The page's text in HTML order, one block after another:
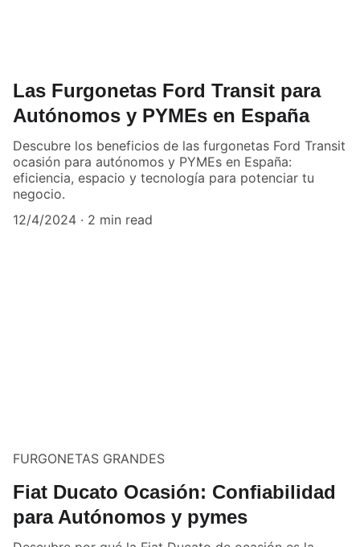
Las Furgonetas Ford Transit para
Autónomos y PYMEs en España
Descubre los beneficios de las furgonetas Ford Transit
ocasión para autónomos y PYMEs en España:
eficiencia, espacio y tecnología para potenciar tu
negocio.
12/4/2024
2 min read
FURGONETAS GRANDES
Fiat Ducato Ocasión: Confiabilidad
para Autónomos y pymes